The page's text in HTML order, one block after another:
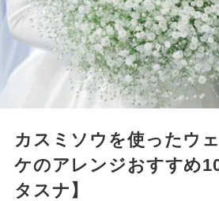
カスミソウを使ったウ
ケのアレンジおすすめ
タスナ】